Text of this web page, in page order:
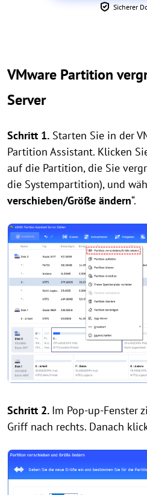
Sicherer
VMware Partition
Server
Schritt 1. Starten Sie in der
Partition Assistant. Klicken
auf die Partition, die Sie
die Systempartition), und
verschieben/Größe ändern“.
Schritt 2. Im Pop-up-Fenster
Griff nach rechts. Danach